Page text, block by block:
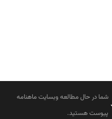
شما در حال مطالعه وبسایت ماهنامه
پیوست هستید.